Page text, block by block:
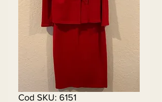
Cod SKU: 6151